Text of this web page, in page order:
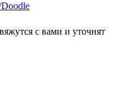
с вами и уточнят